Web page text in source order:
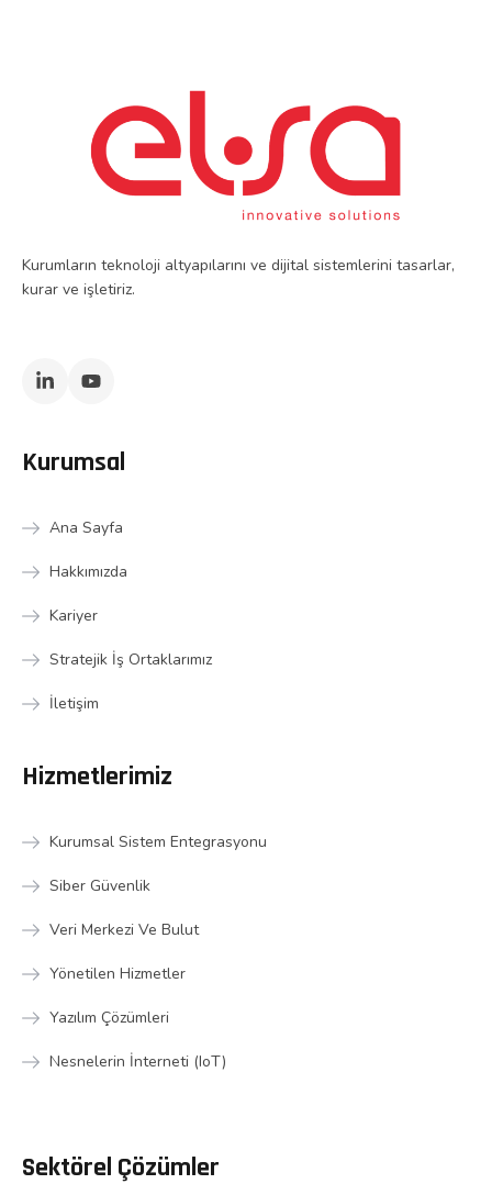
Kurumların teknoloji altyapılarını ve dijital sistemlerini tasarlar,
kurar ve işletiriz.
Kurumsal
Ana Sayfa
Hakkımızda
Kariyer
Stratejik İş Ortaklarımız
İletişim
Hizmetlerimiz
Kurumsal Sistem Entegrasyonu
Siber Güvenlik
Veri Merkezi Ve Bulut
Yönetilen Hizmetler
Yazılım Çözümleri
Nesnelerin İnterneti (IoT)
Sektörel Çözümler